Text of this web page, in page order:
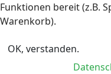
Funktionen bereit (z.B.
Warenkorb).
OK, verstanden.